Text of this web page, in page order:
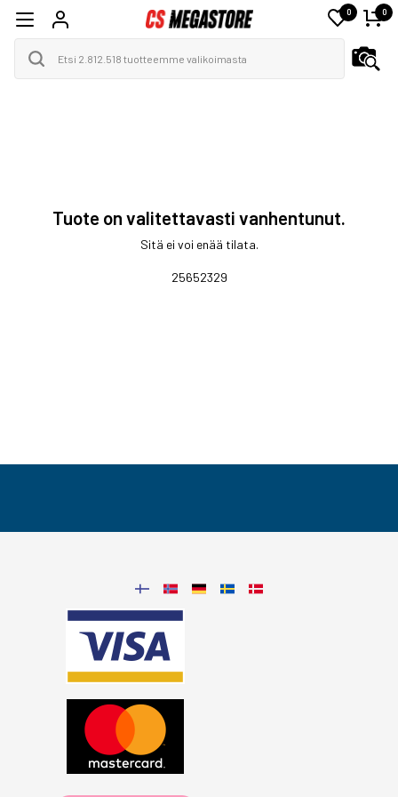
0 0
Tuote on valitettavasti vanhentunut.
Sitä ei voi enää tilata.
25652329